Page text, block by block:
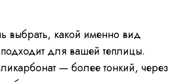
выбрать, какой именно вид
для вашей теплицы.
— более тонкий, через